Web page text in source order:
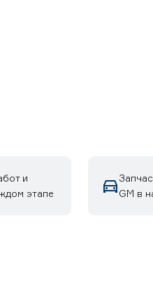
и
этапе
GM в